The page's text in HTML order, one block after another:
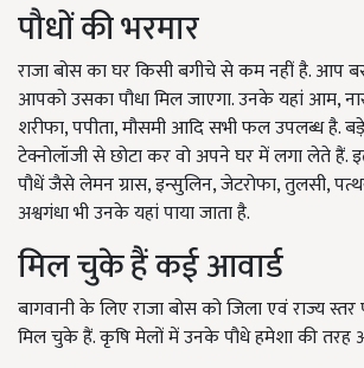
पौधों की भरमार
राजा बोस का घर किसी बगीचे से कम नहीं है. आप
आपको उसका पौधा मिल जाएगा. उनके यहां आम,
शरीफा, पपीता, मौसमी आदि सभी फल उपलब्ध है. बड़े
टेक्नोलॉजी से छोटा कर वो अपने घर में लगा लेते हैं.
पौधें जैसे लेमन ग्रास, इन्सुलिन, जेटरोफा, तुलसी,
अश्वगंधा भी उनके यहां पाया जाता है.
मिल चुके हैं कई आवार्ड
बागवानी के लिए राजा बोस को जिला एवं राज्य
मिल चुके हैं. कृषि मेलों में उनके पौधे हमेशा की तरह